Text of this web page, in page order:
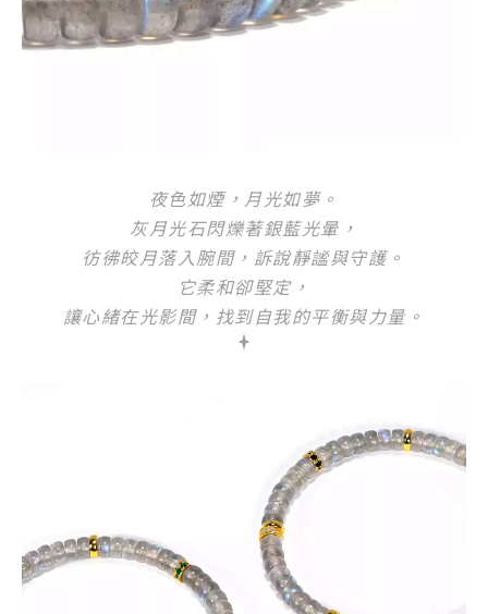
夜色如煙，月光如夢。
灰月光石閃爍著銀藍光暈，
彷彿皎月落入腕間，訴說靜謐與守護。
它柔和卻堅定，
讓心緒在光影間，找到自我的平衡與力量。